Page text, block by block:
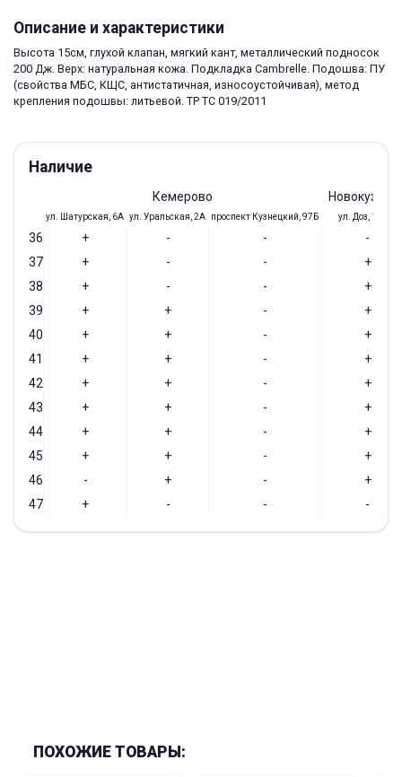
Описание и характеристики
Высота 15см, глухой клапан, мягкий кант, металлический подносок
200 Дж. Верх: натуральная кожа. Подкладка Cambrelle. Подошва: ПУ
(свойства МБС, КЩС, антистатичная, износоустойчивая), метод
крепления подошвы: литьевой. ТР ТС 019/2011
Наличие
Кемерово
ул. Шатурская, 6А ул. Уральская, 2А проспект Кузнецкий, 97Б ул. Доз, 19/28
36 + - -
-
37
+ - -
+
38
+ - -
+
39
+ + -
+
40
+ + -
+
41
+ + -
+
42
+ + -
+
43
+ + -
+
44
+ + -
+
45
+ + -
+
46
- + -
+
47
+ - - -
ПОХОЖИЕ ТОВАРЫ: